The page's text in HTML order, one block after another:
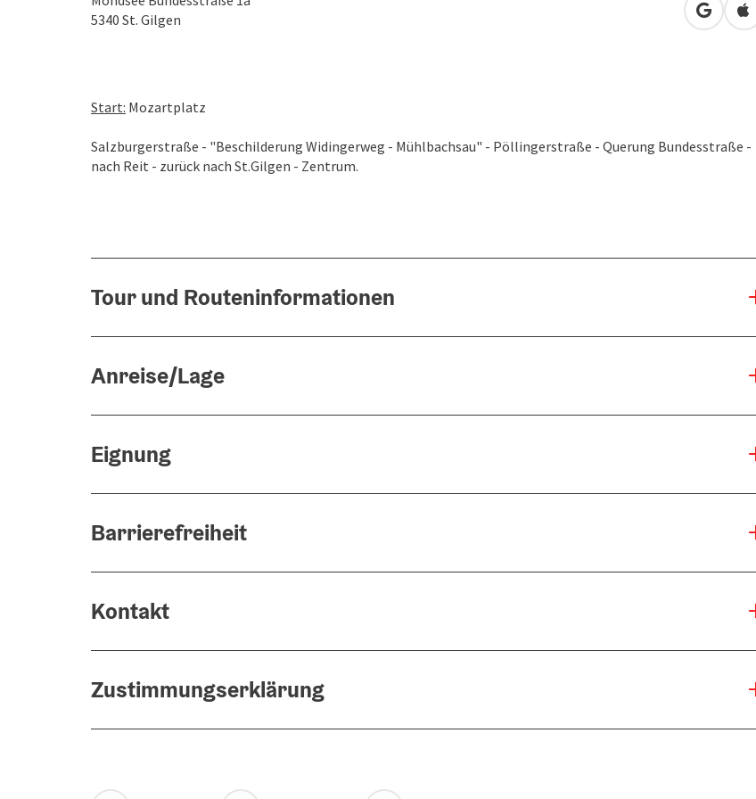
5340 St. Gilgen in
Start: Mozartplatz
Salzburgerstraße - "Beschilderung Widingerweg - Mühlbachsau" - Pöllingerstraße - Querung Bundesstraße -
nach Reit - zurück nach St.Gilgen - Zentrum.
Tour und Routeninformationen
Anreise/Lage
Eignung
Barrierefreiheit
Kontakt
Zustimmungserklärung